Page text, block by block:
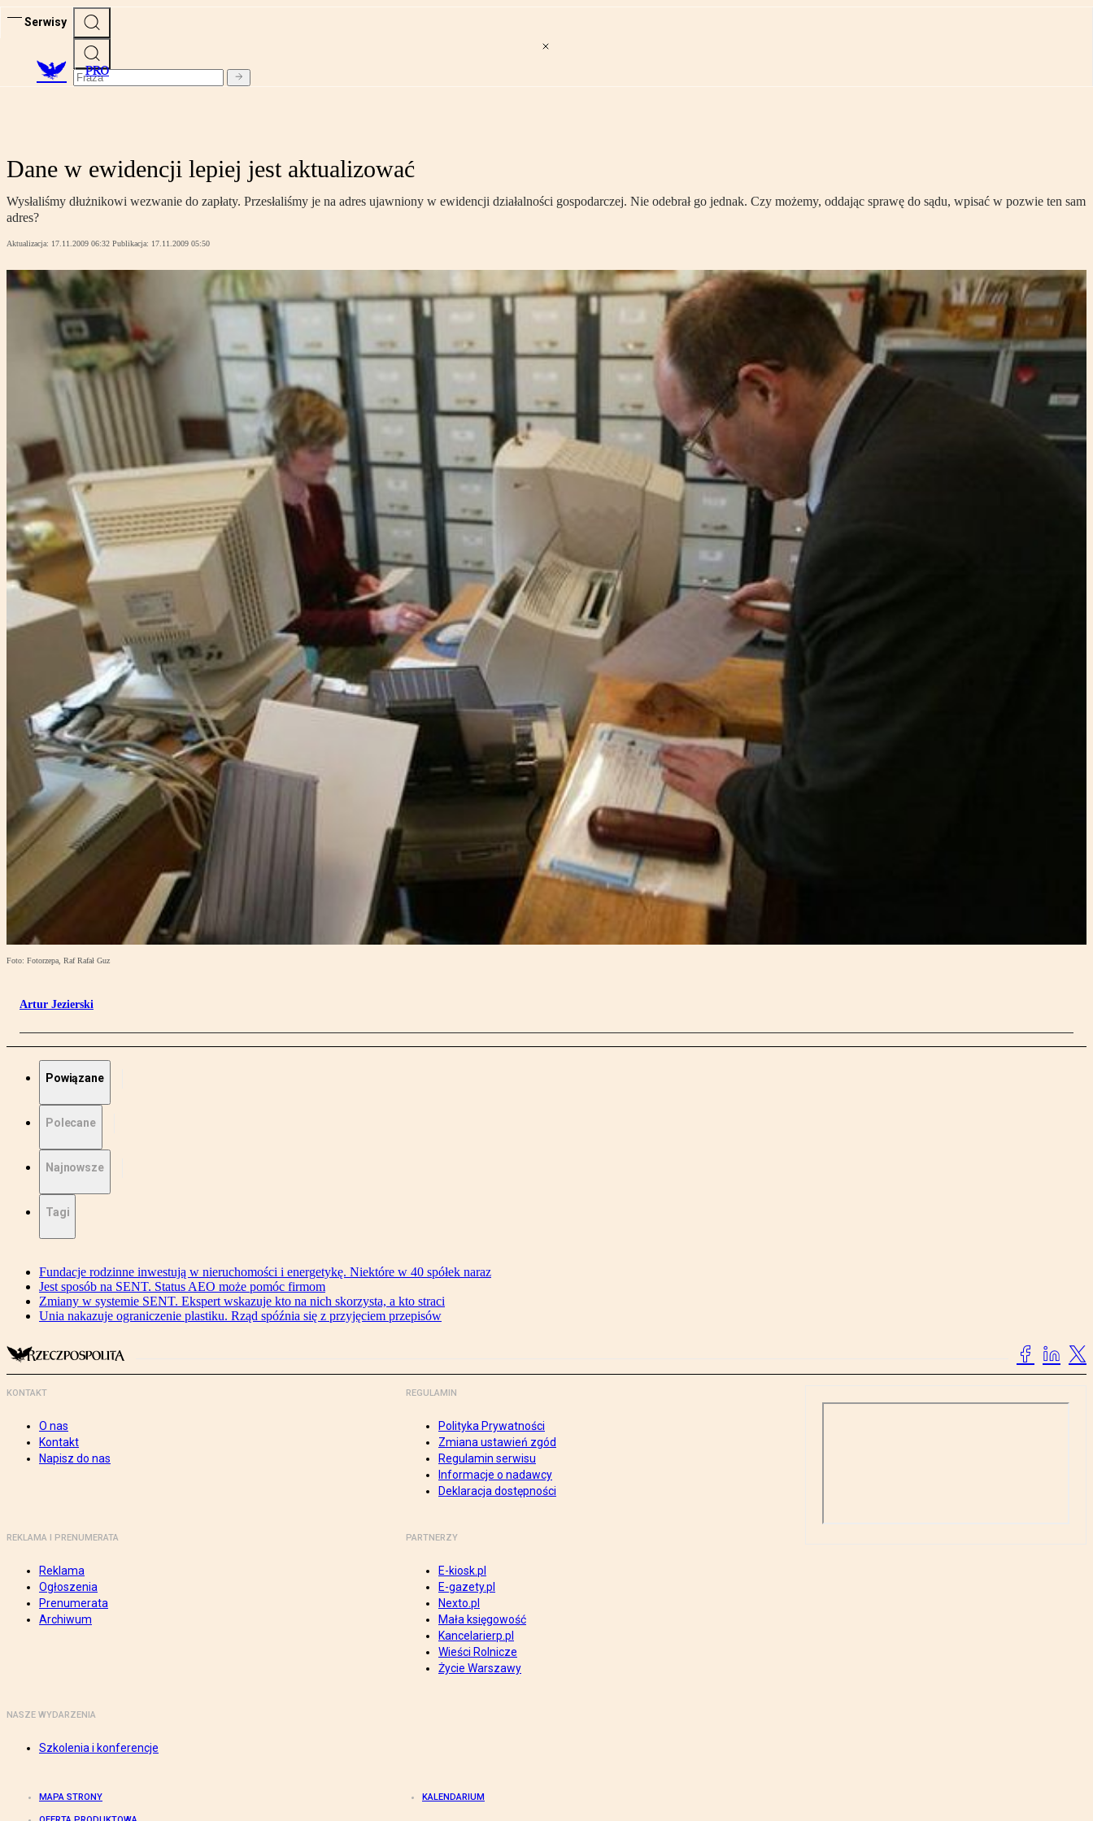
Serwisy
PRO
Dane w ewidencji lepiej jest aktualizować
Wysłaliśmy dłużnikowi wezwanie do zapłaty. Przesłaliśmy je na adres ujawniony w ewidencji działalności gospodarczej. Nie odebrał go jednak. Czy możemy, oddając sprawę do sądu, wpisać w pozwie ten sam
adres?
Aktualizacja: 17.11.2009 06:32 Publikacja: 17.11.2009 05:50
Foto: Fotorzepa, Raf Rafał Guz
Artur Jezierski
Powiązane
Polecane
Najnowsze
Tagi
Fundacje rodzinne inwestują w nieruchomości i energetykę. Niektóre w 40 spółek naraz
Jest sposób na SENT. Status AEO może pomóc firmom
Zmiany w systemie SENT. Ekspert wskazuje kto na nich skorzysta, a kto straci
Unia nakazuje ograniczenie plastiku. Rząd spóźnia się z przyjęciem przepisów
KONTAKT
O nas
Kontakt
Napisz do nas
REGULAMIN
Polityka Prywatności
Zmiana ustawień zgód
Regulamin serwisu
Informacje o nadawcy
Deklaracja dostępności
REKLAMA I PRENUMERATA
Reklama
Ogłoszenia
Prenumerata
Archiwum
PARTNERZY
E-kiosk.pl
E-gazety.pl
Nexto.pl
Mała księgowość
Kancelarierp.pl
Wieści Rolnicze
Życie Warszawy
NASZE WYDARZENIA
Szkolenia i konferencje
MAPA STRONY KALENDARIUM